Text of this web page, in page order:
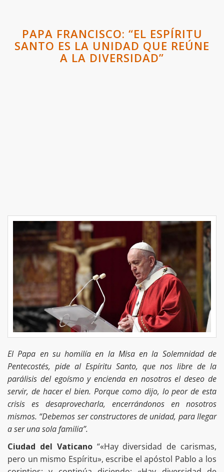
PAPA FRANCISCO: “EL ESPÍRITU
SANTO ES LA UNIDAD QUE REÚNE
A LA DIVERSIDAD”
El Papa en su homilía en la Misa en la Solemnidad de
Pentecostés, pide al Espíritu Santo, que nos libre de la
parálisis del egoísmo y encienda en nosotros el deseo de
servir, de hacer el bien. Porque como dijo, lo peor de esta
crisis es desaprovecharla, encerrándonos en nosotros
mismos. “Debemos ser constructores de unidad, para llegar
a ser una sola familia”.
Ciudad del Vaticano“«Hay diversidad de carismas,
pero un mismo Espíritu», escribe el apóstol Pablo a los